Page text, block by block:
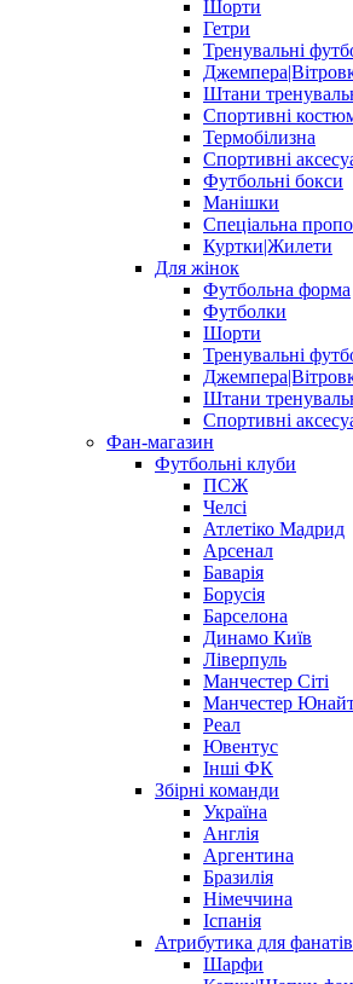
Шорти
Гетри
Тренувальні
Штани
Спортивні
Термобілизна
Спортивні
Футбольні бокси
Манішки
Спеціальна
Куртки|Жилети
Для жінок
Футбольна форма
Футболки
Шорти
Тренувальні
Штани
Спортивні
Фан-магазин
Футбольні клуби
ПСЖ
Челсі
Атлетіко Мадрид
Арсенал
Баварія
Борусія
Барселона
Динамо Київ
Ліверпуль
Манчестер Сіті
Манчестер
Реал
Ювентус
Інші ФК
Збірні команди
Україна
Англія
Аргентина
Бразилія
Німеччина
Іспанія
Атрибутика для фанатів
Шарфи